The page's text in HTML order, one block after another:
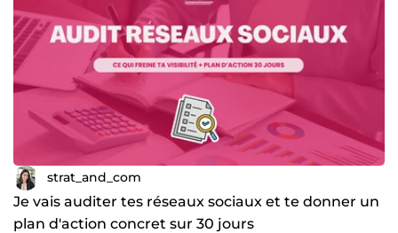
strat_and_com
Je vais auditer tes réseaux sociaux et te donner un
plan d'action concret sur 30 jours